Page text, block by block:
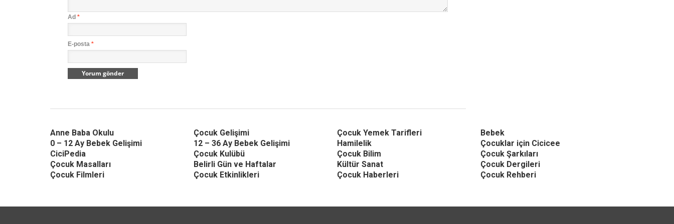
Ad *
E-posta *
Anne Baba Okulu Çocuk Gelişimi Çocuk Yemek Tarifleri
Bebek
0 – 12 Ay Bebek Gelişimi
12 – 36 Ay Bebek Gelişimi Hamilelik
Çocuklar için Cicicee
CiciPedia
Çocuk Kulübü Çocuk Bilim
Çocuk Şarkıları
Çocuk Masalları
Belirli Gün ve Haftalar Kültür Sanat
Çocuk Dergileri
Çocuk Filmleri
Çocuk Etkinlikleri Çocuk Haberleri Çocuk Rehberi